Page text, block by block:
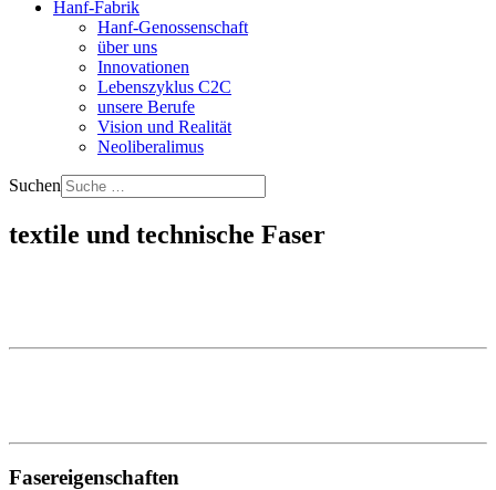
Hanf-Fabrik
Hanf-Genossenschaft
über uns
Innovationen
Lebenszyklus C2C
unsere Berufe
Vision und Realität
Neoliberalimus
Suchen
textile und technische Faser
Fasereigenschaften